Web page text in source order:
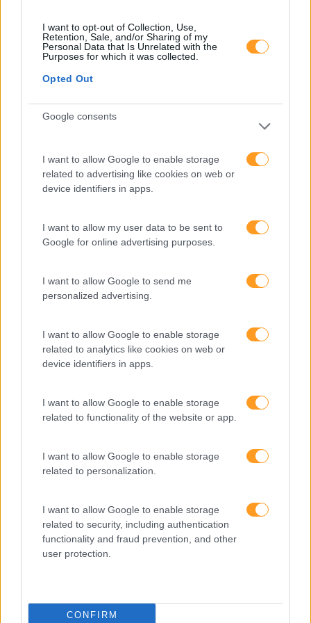
I want to opt-out of Collection, Use,
Retention, Sale, and/or Sharing of my
Personal Data that Is Unrelated with the
Purposes for which it was collected.
Opted Out
Google consents
I want to allow Google to enable storage
related to advertising like cookies on web or
device identifiers in apps.
I want to allow my user data to be sent to
Google for online advertising purposes.
I want to allow Google to send me
personalized advertising.
I want to allow Google to enable storage
related to analytics like cookies on web or
device identifiers in apps.
I want to allow Google to enable storage
related to functionality of the website or app.
I want to allow Google to enable storage
related to personalization.
I want to allow Google to enable storage
related to security, including authentication
functionality and fraud prevention, and other
user protection.
CONFIRM
produtividade
O futuro dos líderes é
decidir com base em
Fazer perguntas tira-nos
do piloto automático
“Formação em IA para
Raquel Rebelo, CEO da
SKOLAE Formação, fala
Formações ajustadas